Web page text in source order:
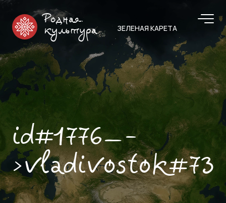
Родная
культура
ЗЕЛЕНАЯ КАРЕТА
id#1776—-
>vladivostok#73